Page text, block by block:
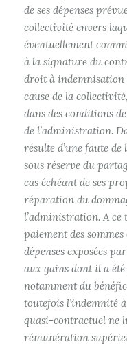
de ses dépenses
collectivité envers
éventuellement
à la signature du
droit à indemnisation
cause de la
dans des conditions
de l’administration.
résulte d’une faute
sous réserve du
cas échéant de ses
réparation du
l’administration. A
paiement des
dépenses exposées
aux gains dont il a
notamment du
toutefois l’indemnité
quasi-contractuel ne
rémunération